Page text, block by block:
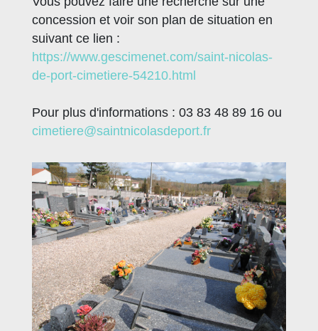
concession et voir son plan de situation en
suivant ce lien :
https://www.gescimenet.com/saint-nicolas-
de-port-cimetiere-54210.html
Pour plus d'informations : 03 83 48 89 16 ou
cimetiere@saintnicolasdeport.fr